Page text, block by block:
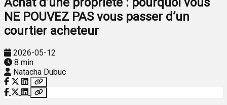
NE POUVEZ PAS vous passer d’un
courtier acheteur
2026-05-12
8 min
Natacha Dubuc